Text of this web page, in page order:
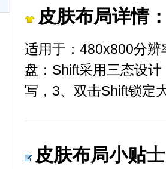
皮肤布局详情
适用于：480x800分
盘：Shift采用三态设
写，3、双击Shift锁定
皮肤布局小贴